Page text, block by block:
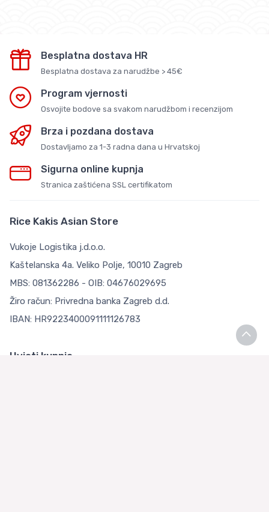
Besplatna dostava HR
Besplatna dostava za narudžbe > 45€
Program vjernosti
Osvojite bodove sa svakom narudžbom i recenzijom
Brza i pozdana dostava
Dostavljamo za 1-3 radna dana u Hrvatskoj
Sigurna online kupnja
Stranica zaštićena SSL certifikatom
Rice Kakis Asian Store
Vukoje Logistika j.d.o.o.
Kaštelanska 4a. Veliko Polje, 10010 Zagreb
MBS: 081362286 - OIB: 04676029695
Žiro račun: Privredna banka Zagreb d.d.
IBAN: HR9223400091111126783
Uvjeti kupnje